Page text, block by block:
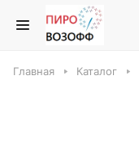
Главная Каталог